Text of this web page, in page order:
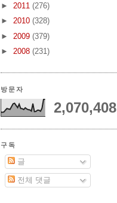
► 2011 (276)
► 2010 (328)
► 2009 (379)
► 2008 (231)
방문자
2,070,408
구독
글
전체 댓글